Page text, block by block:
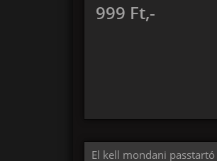
999 Ft,-
El kell mondani passtartó